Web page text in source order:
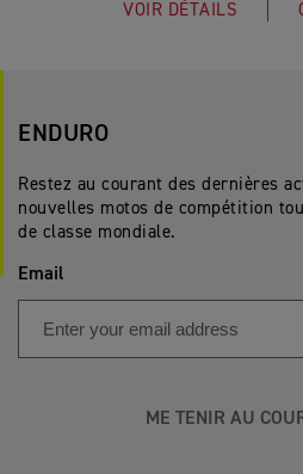
VOIR DÉTAILS
ENDURO
Restez au courant des dernières
nouvelles motos de compétition
de classe mondiale.
Email
ME TENIR AU